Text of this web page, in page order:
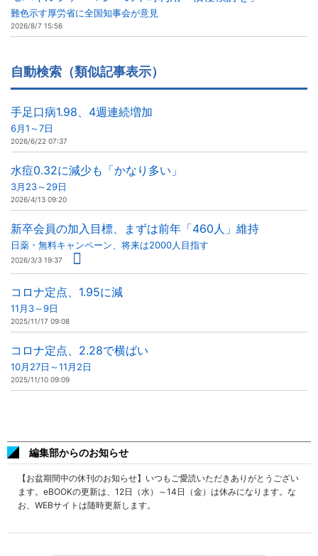
難色示す厚労省に全国知事会が意見
2026/8/7 15:56
自動検索（類似記事表示）
手足口病1.98、4週連続増加
6月1～7日
2026/6/22 07:37
水痘0.32に減少も「かなり多い」
3月23～29日
2026/4/13 09:20
新卒会員の加入目標、まずは前年「460人」維持
日薬・無料キャンペーン、将来は2000人目指す
2026/3/3 19:37
コロナ定点、1.95に減
11月3～9日
2025/11/17 09:08
コロナ定点、2.28で横ばい
10月27日～11月2日
2025/11/10 09:09
編集部からのお知らせ
【お盆期間中の休刊のお知らせ】いつもご愛読いただきありがとうござい
ます。eBOOKの更新は、12日（水）～14日（金）は休みになります。な
お、WEBサイトは随時更新します。